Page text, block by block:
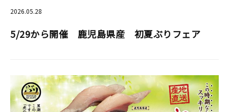
2026.05.28
5/29から開催 鹿児島県産 初夏ぶりフェア